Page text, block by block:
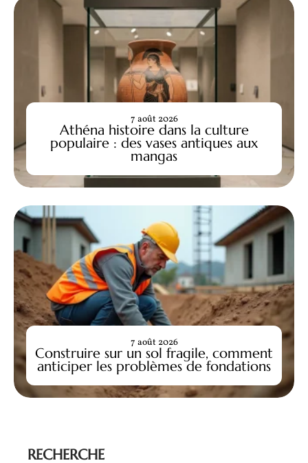
Athéna histoire dans la culture
populaire : des vases antiques aux
mangas
7 août 2026
Construire sur un sol fragile, comment
anticiper les problèmes de fondations
7 août 2026
RECHERCHE